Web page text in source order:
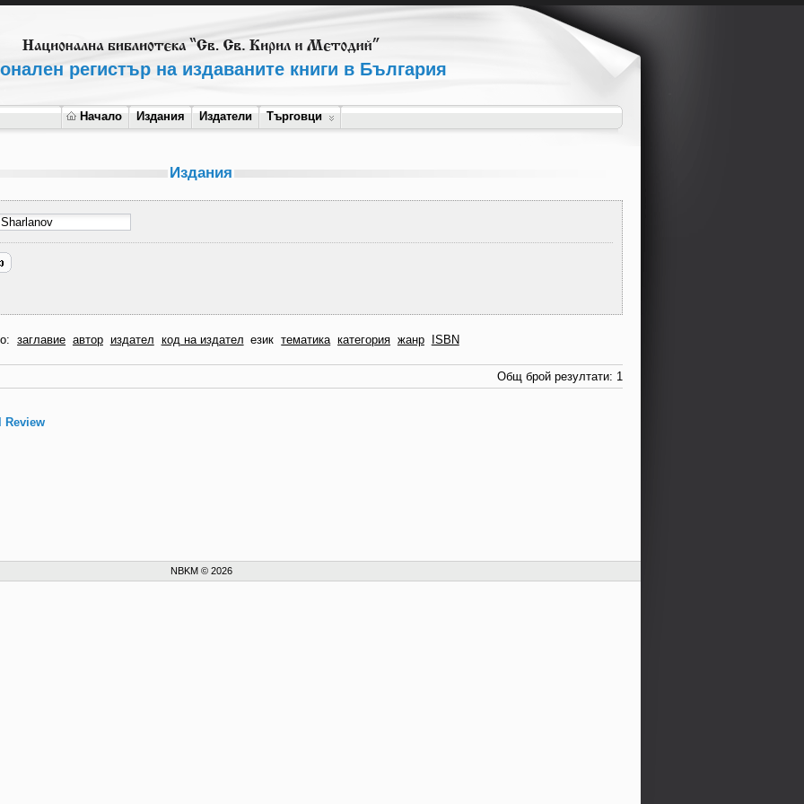
регистър на издаваните книги в България
Начало Издания Издатели Търговци
Издания
заглавие автор издател код на издател език тематика категория жанр ISBN
Общ брой резултати: 1
Review
NBKM © 2026